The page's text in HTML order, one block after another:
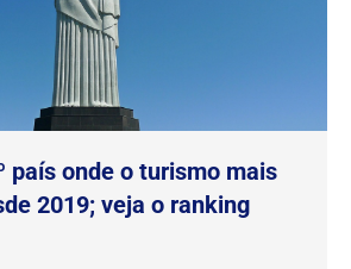
país onde o turismo mais
2019; veja o ranking